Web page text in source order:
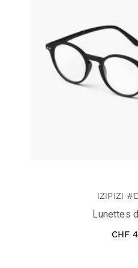
IZIPIZI
Lunettes
CHF